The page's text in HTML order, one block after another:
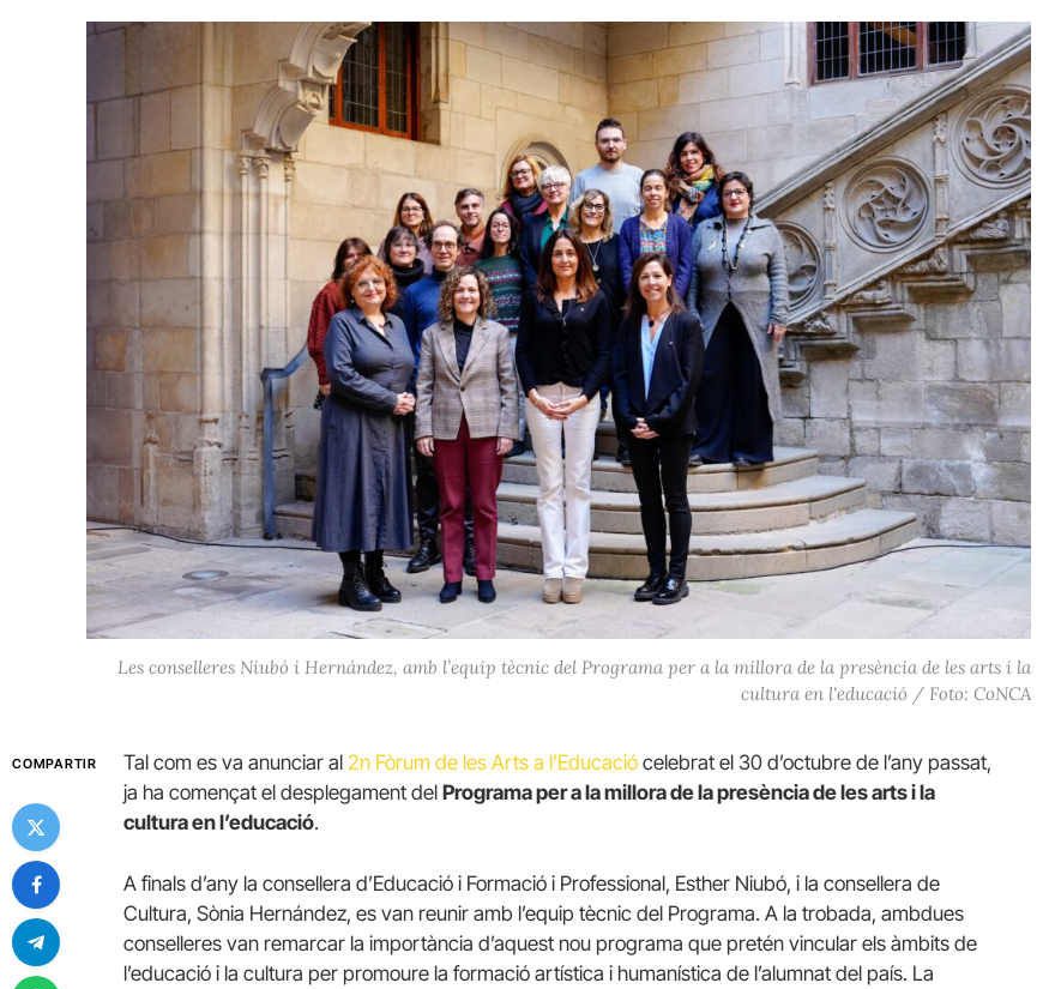
Les conselleres Niubó i Hernández, amb l’equip tècnic del Programa per a la millora de la presència de les arts i la
cultura en l'educació / Foto: CoNCA
COMPARTIR Tal com es va anunciar al 2n Fòrum de les Arts a l’Educació celebrat el 30 d’octubre de l’any passat,
ja ha començat el desplegament del Programa per a la millora de la presència de les arts i la
cultura en l’educació.
A finals d’any la consellera d’Educació i Formació i Professional, Esther Niubó, i la consellera de
Cultura, Sònia Hernández, es van reunir amb l’equip tècnic del Programa. A la trobada, ambdues
conselleres van remarcar la importància d’aquest nou programa que pretén vincular els àmbits de
l’educació i la cultura per promoure la formació artística i humanística de l’alumnat del país. La